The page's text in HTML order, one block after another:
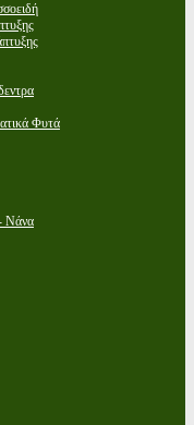
Φυτά
Νάνα